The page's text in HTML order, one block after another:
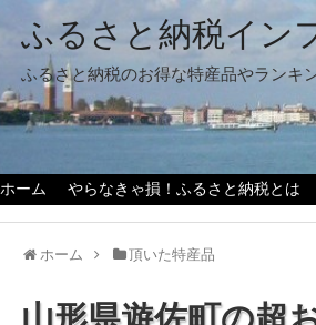
ふるさと納税イン
ふるさと納税のお得な特産品やランキ
ホーム やらなきゃ損！ふるさと納税とは
ホーム 頂いた特産品